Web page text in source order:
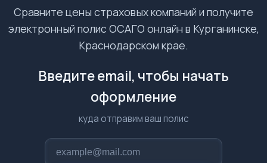
Сравните цены страховых компаний и получите
электронный полис ОСАГО онлайн в Курганинске,
Краснодарском крае.
Введите email, чтобы начать
оформление
куда отправим ваш полис